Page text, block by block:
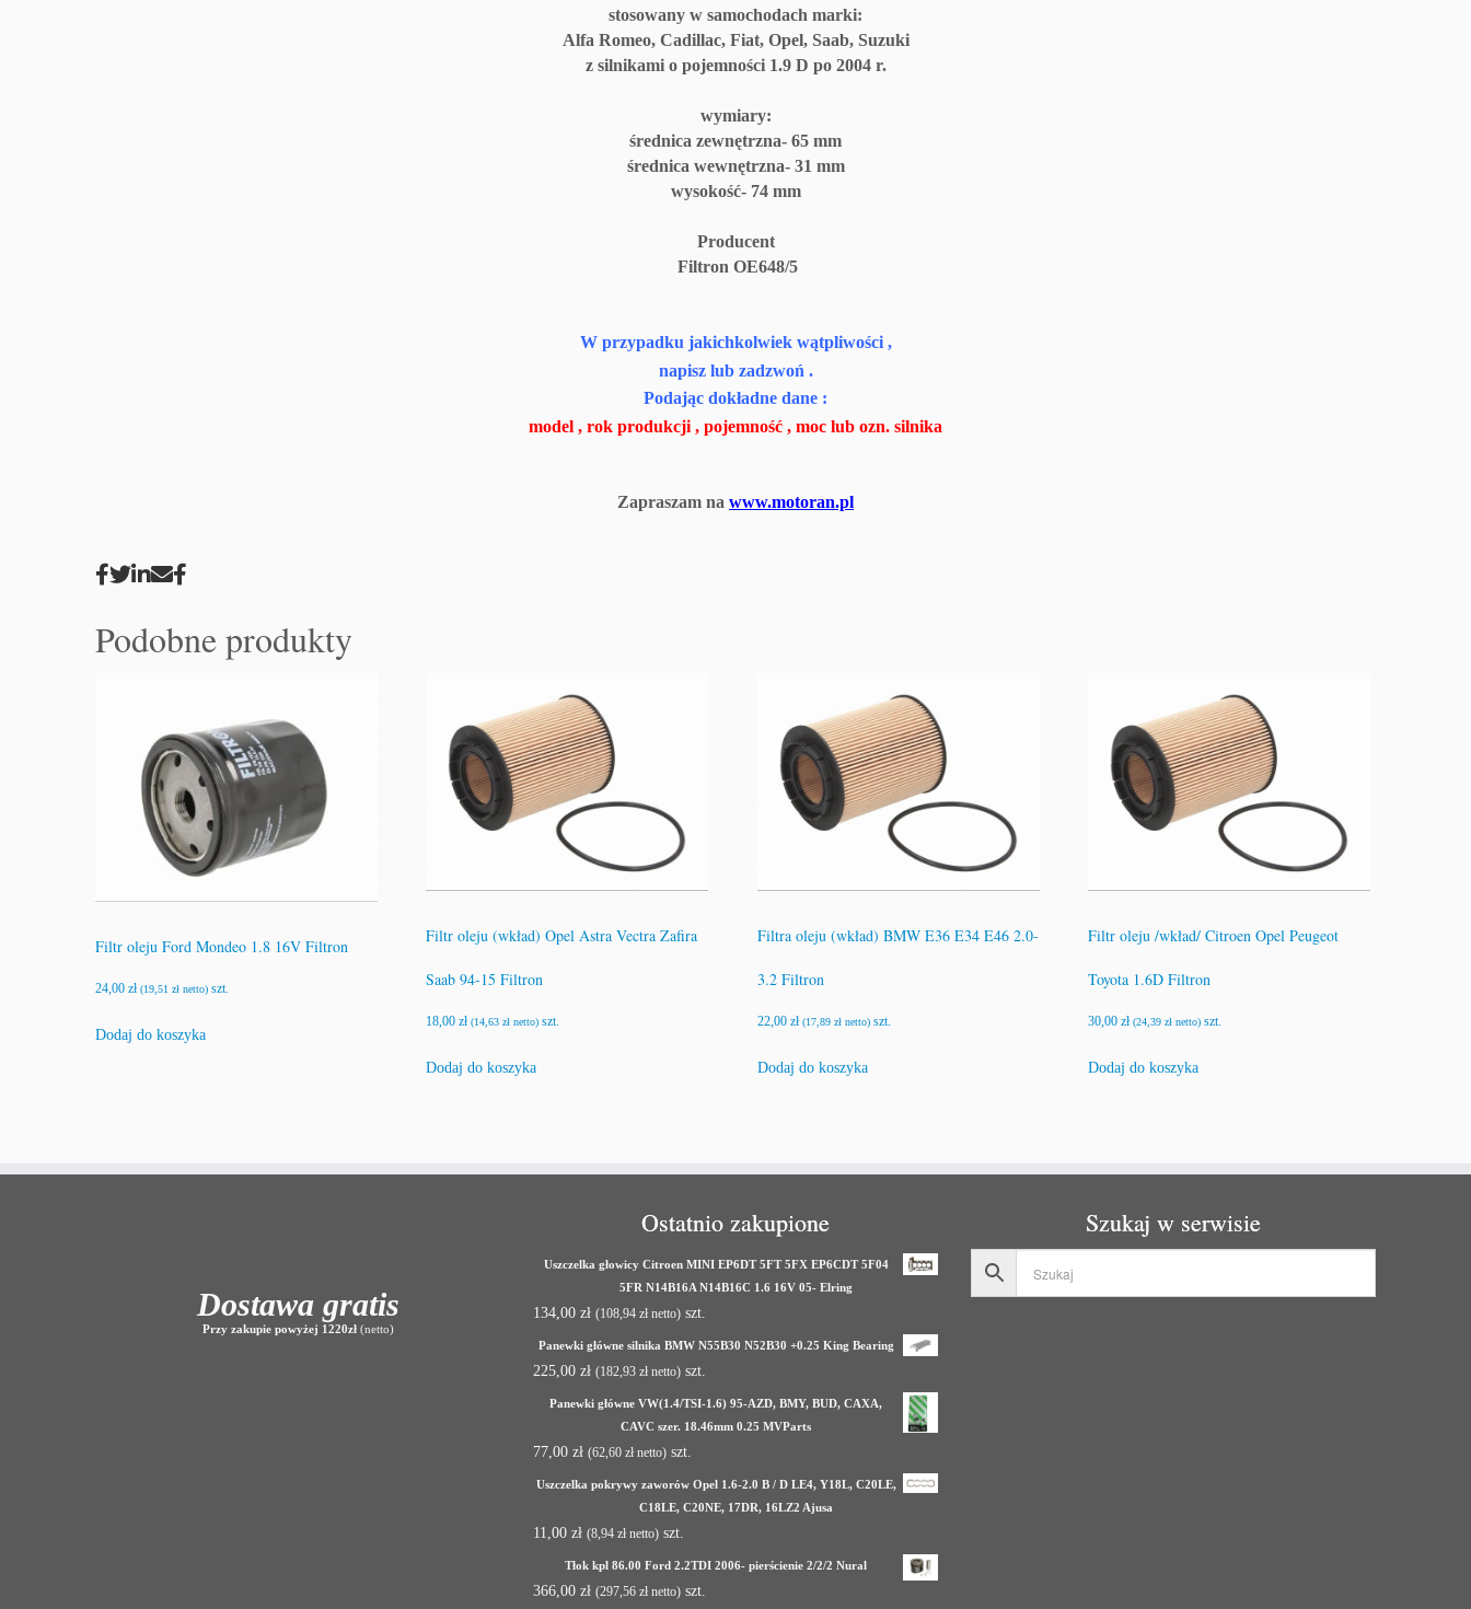
stosowany w samochodach marki:
Alfa Romeo, Cadillac, Fiat, Opel, Saab, Suzuki
z silnikami o pojemności 1.9 D po 2004 r.
wymiary:
średnica zewnętrzna- 65 mm
średnica wewnętrzna- 31 mm
wysokość- 74 mm
Producent
Filtron OE648/5
W przypadku jakichkolwiek wątpliwości ,
napisz lub zadzwoń .
Podając dokładne dane :
model , rok produkcji , pojemność , moc lub ozn. silnika
Zapraszam na www.motoran.pl
Podobne produkty
Filtr oleju Ford Mondeo 1.8 16V Filtron
24,00 zł (19,51 zł netto) szt.
Dodaj do koszyka
Filtr oleju (wkład) Opel Astra Vectra Zafira
Saab 94-15 Filtron
18,00zł (14,63zł netto) szt.
Dodaj do koszyka
Filtra oleju (wkład) BMW E36 E34 E46 2.0-
3.2 Filtron
22,00 zł (17,89 złnetto)szt.
Dodaj do koszyka
Filtr oleju /wkład/ Citroen Opel Peugeot
Toyota 1.6D Filtron
30,00zł (24,39zł netto) szt.
Dodaj do koszyka
Dostawa gratis
Przy zakupie powyżej 1220zł(netto)
Ostatnio zakupione
Uszczelka głowicy Citroen MINI EP6DT 5FT 5FX EP6CDT 5F04
5FR N14B16A N14B16C 1.6 16V 05- Elring
134,00 zł (108,94 zł netto) szt.
Panewki główne silnika BMW N55B30 N52B30 +0.25 King Bearing
225,00 zł (182,93 zł netto) szt.
Panewki główne VW(1.4/TSI-1.6) 95-AZD, BMY, BUD, CAXA,
CAVC szer. 18.46mm 0.25 MVParts
77,00 zł (62,60 zł netto) szt.
Uszczelka pokrywy zaworów Opel 1.6-2.0 B / D LE4, Y18L, C20LE,
C18LE, C20NE, 17DR, 16LZ2 Ajusa
11,00 zł (8,94 zł netto) szt.
Tłok kpl 86.00 Ford 2.2TDI 2006- pierścienie 2/2/2 Nural
366,00 zł (297,56 zł netto) szt.
Szukaj w serwisie